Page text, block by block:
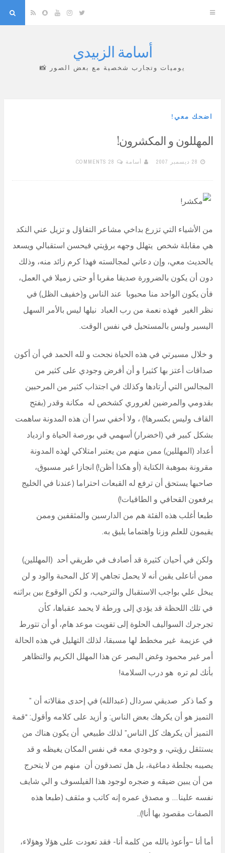
Twitter
Instagram
YouTube
Snapchat
RSS
أسامة الزبيدي
يوميات وتجارب شخصية مع بعض الصور 📸
اضحك معي!
المهللون و المكشرون!
28 ديسمبر 2007 أسامة 28 COMMENTS
من الأشياء التي تزرع بداخي مشاعر التفاؤل و تزيل عني النكد
هي مقابلة شخص يتهلل وجهه برؤيتي فيحسن استقبالي ويسعد
يالحديث معي، وإن دعاني لمجالسته فهذا كرم زائد منه، وذلك
دون أن يكون بالضرورة صديقا مقربا أو حتى زميلا في العمل،
فأن يكون الواحد منا محبوبا عند الناس و(خفيف الظل) في
نظر الغير فهذه نعمة من رب العباد نيلها ليس بالأمر السهل
اليسير وليس بالمستحيل في نفس الوقت.
و خلال مسيرتي في هذه الحياة نجحت و لله الحمد في أن أكون
صداقات أعتز بها كثيرا و أن أفرض وجودي على كثير من
المجالس التي أرتادها وكذلك في اجتذاب كثير من المرحبين
بقدومي والمرضين لغروري كشخص له مكانة وقدر (بفتح
القاف وليس بكسرها!) ، ولا أخفي سرا أن هذه المدونة ساهمت
بشكل كبير في (اخضرار) أسهمي في بورصة الحياة و ازدياد
أعداد (المهللين) ممن منهم من يعتبر امتلاكي لهذه المدونة
مقرونة بموهبة الكتاية (أو هكذا أظن!) انجازا غير مسبوق،
صاحبها يستحق أن ترفع له القبعات احتراما (عندنا في الخليج
يرفعون القحافي و الطاقيات!)
طبعا أغلب هذه الفئة هم من الدارسين والمثقفين وممن
يقيمون للعلم وزنا واهتماما يليق به.
ولكن في أحيان كثيرة قد أصادف في طريقي أحد (المهللين)
ممن أناعلى يقين أنه لا يحمل تجاهي إلا كل المحبة والود و لن
يبخل علي بواجب الاستقبال والترحيب، و لكن الوقوع بين براثنه
في تلك اللحظة قد يؤدي إلى ورطة لا يحمد عقباها، كأن
تجرجرك السواليف الحلوة إلى تفويت موعد هام، أو أن تتورط
في عزيمة غير مخطط لها مسبقا، لذلك التهليل في هذه الحالة
أمر غير محمود وغض البصر عن هذا المهلل الكريم والتظاهر
بأنك لم تره هو درب السلامة!
و كما ذكر صديقي سردال (عبدالله) في إحدى مقالاته أن ”
التميز هو أن يكرهك بعض الناس: و أزيد على كلامه وأقول: “قمة
التميز أن يكرهك كل الناس” لذلك طبيعي أن يكون هناك من
يستثقل رؤيتي، و وجودي معه في نفس المكان يغيظه و قد
يصيبه بجلطة دماغية، بل هل تصدقون أن منهم من لا يتحرج
من أن يبين ضيقه و ضجره لوجود هذا الفيلسوف و الي شايف
نفسه علينا… و مصدق عمره إنه كاتب و مثقف (طبعا هذه
الصفات مقصود بها أنا!)..
أما أنا –وأعوذ بالله من كلمة أنا- فقد تعودت على هؤلا وهؤلاء،